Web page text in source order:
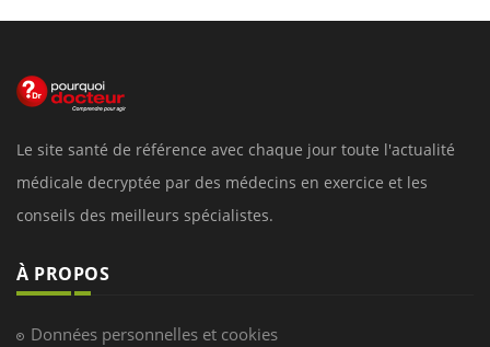
Le site santé de référence avec chaque jour toute l'actualité
médicale decryptée par des médecins en exercice et les
conseils des meilleurs spécialistes.
À PROPOS
Données personnelles et cookies